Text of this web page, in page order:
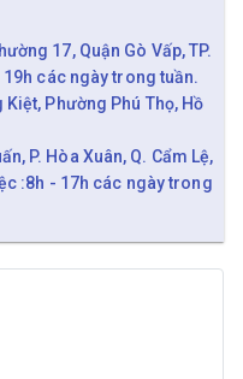
17, Quận Gò Vấp, TP.
các ngày trong tuần.
Phường Phú Thọ, Hồ
P. Hòa Xuân, Q. Cẩm Lệ,
:8h - 17h các ngày trong